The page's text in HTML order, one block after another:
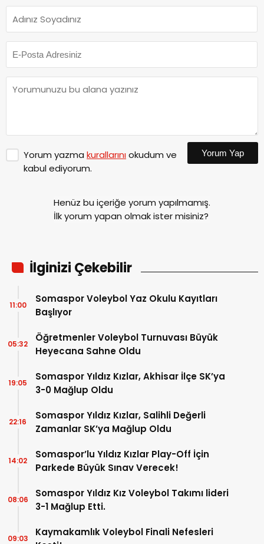
Yorum yazma kurallarınıokudum ve
kabul ediyorum.
Yorum Yap
Henüz bu içeriğe yorum yapılmamış.
İlk yorum yapan olmak ister misiniz?
İlginizi Çekebilir
Somaspor Voleybol Yaz Okulu Kayıtları
Başlıyor
11:00
Öğretmenler Voleybol Turnuvası Büyük
Heyecana Sahne Oldu
05:32
Somaspor Yıldız Kızlar, Akhisar İlçe SK’ya
3-0 Mağlup Oldu
19:05
Somaspor Yıldız Kızlar, Salihli Değerli
Zamanlar SK’ya Mağlup Oldu
22:16
Somaspor’lu Yıldız Kızlar Play-Off İçin
Parkede Büyük Sınav Verecek!
14:02
Somaspor Yıldız Kız Voleybol Takımı lideri
3-1 Mağlup Etti.
08:06
Kaymakamlık Voleybol Finali Nefesleri
09:03